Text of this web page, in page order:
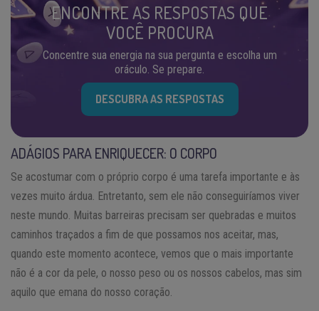
ENCONTRE AS RESPOSTAS QUE
VOCÊ PROCURA
Concentre sua energia na sua pergunta e escolha um
oráculo. Se prepare.
DESCUBRA AS RESPOSTAS
ADÁGIOS PARA ENRIQUECER: O CORPO
Se acostumar com o próprio corpo é uma tarefa importante e às
vezes muito árdua. Entretanto, sem ele não conseguiríamos viver
neste mundo. Muitas barreiras precisam ser quebradas e muitos
caminhos traçados a fim de que possamos nos aceitar, mas,
quando este momento acontece, vemos que o mais importante
não é a cor da pele, o nosso peso ou os nossos cabelos, mas sim
aquilo que emana do nosso coração.